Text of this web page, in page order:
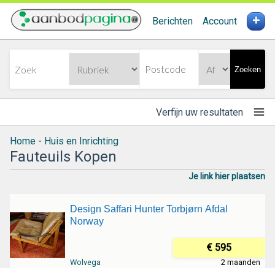
Berichten Account +
Zoeken
Verfijn uw resultaten
Home - Huis en Inrichting
Fauteuils Kopen
Je link hier plaatsen
Design Saffari Hunter Torbjørn Afdal
Norway
€ 595
Wolvega 2 maanden